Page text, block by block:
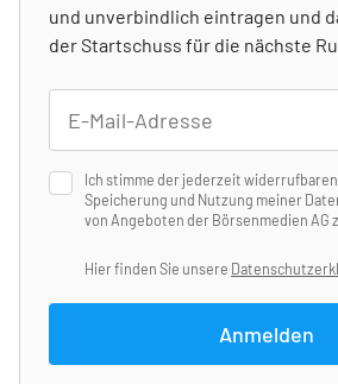
und unverbindlich eintragen und
der Startschuss für die nächste
Ich stimme der jederzeit
Speicherung und Nutzung meiner
von Angeboten der Börsenmedien AG
Hier finden Sie unsere
Anmelden